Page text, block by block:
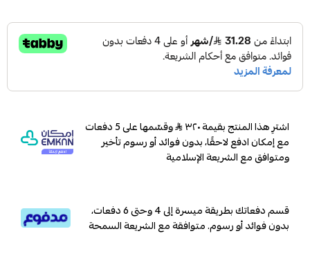
اشترِ هذا المنتج بقيمة ٣٢٠
وقسّمها على 5 دفعات
مع إمكان ادفع لاحقًا، بدون فوائد أو رسوم تأخير
ومتوافق مع الشريعة الإسلامية
قسم دفعاتك بطريقة ميسرة إلى 4 وحتى 6 دفعات،
بدون فوائد أو رسوم. متوافقة مع الشريعة السمحة